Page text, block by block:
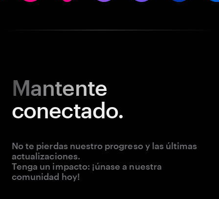
Mantente
conectado.
No te pierdas nuestro progreso y las últimas
actualizaciones.
Tenga un impacto: ¡únase a nuestra
comunidad hoy!